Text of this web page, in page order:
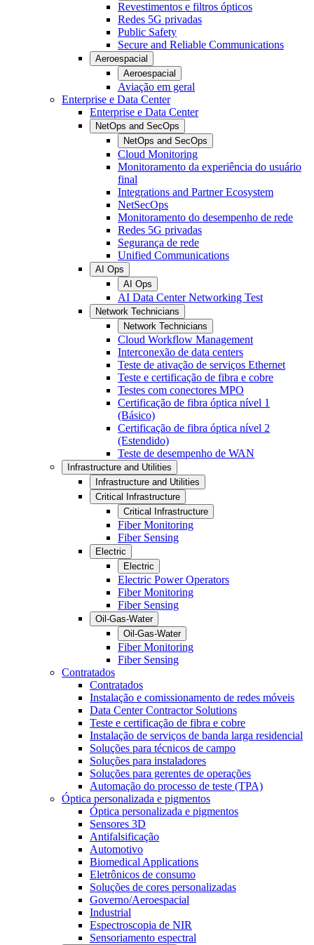
Revestimentos e filtros ópticos
Redes 5G privadas
Public Safety
Secure and Reliable Communications
Aeroespacial
Aeroespacial
Aviação em geral
Enterprise e Data Center
Enterprise e Data Center
NetOps and SecOps
NetOps and SecOps
Cloud Monitoring
Monitoramento da experiência do usuário
final
Integrations and Partner Ecosystem
NetSecOps
Monitoramento do desempenho de rede
Redes 5G privadas
Segurança de rede
Unified Communications
AI Ops
AI Ops
AI Data Center Networking Test
Network Technicians
Network Technicians
Cloud Workflow Management
Interconexão de data centers
Teste de ativação de serviços Ethernet
Teste e certificação de fibra e cobre
Testes com conectores MPO
Certificação de fibra óptica nível 1
(Básico)
Certificação de fibra óptica nível 2
(Estendido)
Teste de desempenho de WAN
Infrastructure and Utilities
Infrastructure and Utilities
Critical Infrastructure
Critical Infrastructure
Fiber Monitoring
Fiber Sensing
Electric
Electric
Electric Power Operators
Fiber Monitoring
Fiber Sensing
Oil-Gas-Water
Oil-Gas-Water
Fiber Monitoring
Fiber Sensing
Contratados
Contratados
Instalação e comissionamento de redes móveis
Data Center Contractor Solutions
Teste e certificação de fibra e cobre
Instalação de serviços de banda larga residencial
Soluções para técnicos de campo
Soluções para instaladores
Soluções para gerentes de operações
Automação do processo de teste (TPA)
Óptica personalizada e pigmentos
Óptica personalizada e pigmentos
Sensores 3D
Antifalsificação
Automotivo
Biomedical Applications
Eletrônicos de consumo
Soluções de cores personalizadas
Governo/Aeroespacial
Industrial
Espectroscopia de NIR
Sensoriamento espectral